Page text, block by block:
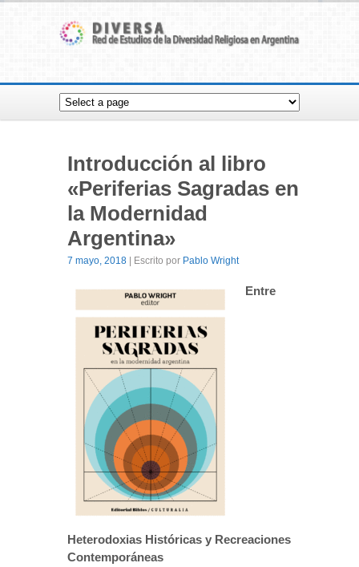
Introducción al libro
«Periferias Sagradas en
la Modernidad
Argentina»
7 mayo, 2018 | Escrito por Pablo Wright
Entre
Heterodoxias Históricas y Recreaciones
Contemporáneas